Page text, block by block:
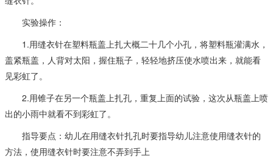
实验操作：
1.用缝衣针在塑料瓶盖上扎大概二十几个小孔，将塑料瓶灌满水，
盖紧瓶盖，人背对太阳，握住瓶子，轻轻地挤压使水喷出来，就能看
见彩虹了。
2.用锥子在另一个瓶盖上扎孔，重复上面的试验，这次从瓶盖上喷
出的小雨中就看不到彩虹了。
指导要点：幼儿在用缝衣针扎孔时要指导幼儿注意使用缝衣针的
方法，使用缝衣针时要注意不弄到手上